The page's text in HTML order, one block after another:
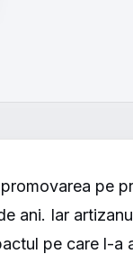
pe
ani. Iar
pe care l-a